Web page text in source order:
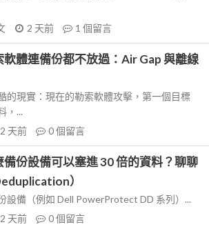
2 天前 1 個留言
體連備份都不放過：Air Gap 與離線
的現實：現在的勒索軟體攻擊，第一個目標
，...
2 天前 0個留言
份設備可以塞進 30 倍的資料？聊聊
）
設備（例如 Dell PowerProtect DD 系列）...
2 天前 0個留言